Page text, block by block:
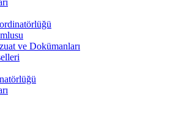
ve Dokümanları